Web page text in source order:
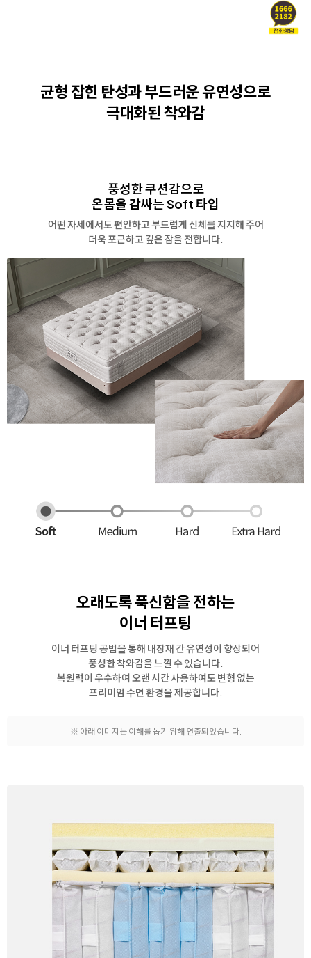
균형 잡힌 탄성과 부드러운 유연성으로
극대화된 착와감
풍성한 쿠션감으로
온몸을 감싸는 Soft 타입
어떤 자세에서도 편안하고 부드럽게 신체를 지지해 주어
더욱 포근하고 깊은 잠을 전합니다.
오래도록 푹신함을 전하는
이너 터프팅
이너 터프팅 공법을 통해 내장재 간 유연성이 향상되어
풍성한 착와감을 느낄 수 있습니다.
복원력이 우수하여 오랜 시간 사용하여도 변형 없는
프리미엄 수면 환경을 제공합니다.
※ 아래 이미지는 이해를 돕기 위해 연출되었습니다.